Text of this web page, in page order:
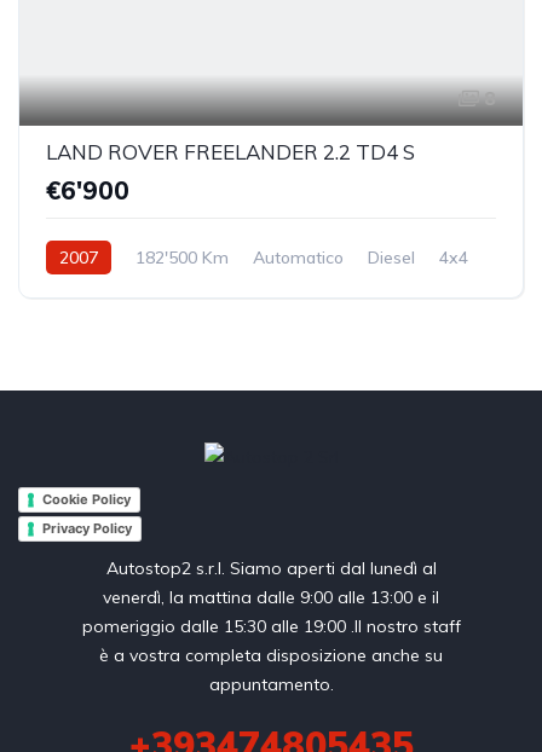
8
LAND ROVER FREELANDER 2.2 TD4 S
€6'900
2007 182'500 Km Automatico Diesel 4x4
Cookie Policy
Privacy Policy
Autostop2 s.r.l. Siamo aperti dal lunedì al
venerdì, la mattina dalle 9:00 alle 13:00 e il
pomeriggio dalle 15:30 alle 19:00 .Il nostro staff
è a vostra completa disposizione anche su
appuntamento.